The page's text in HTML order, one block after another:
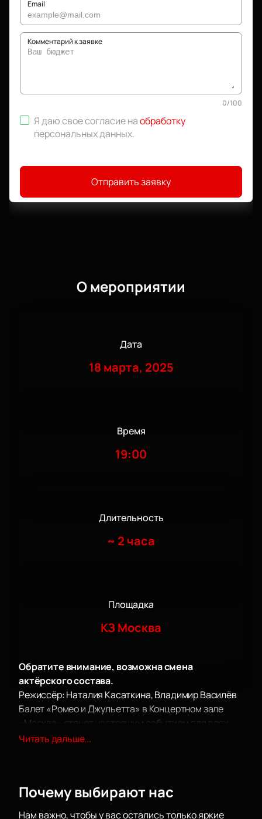
Email
Комментарий к заявке
0/100
Я даю свое согласие наобработку
персональных данных.
Отправить заявку
О мероприятии
Дата
18 марта, 2025
Время
19:00
Длительность
~ 2 часа
Площадка
КЗ Москва
Обратите внимание, возможна смена
актёрского состава.
Режиссёр: Наталия Касаткина, Владимир Василёв
Балет «Ромео и Джульетта» в Концертном зале
«Москва» станет настоящим событием для всех
ценителей искусства. Постановка Наталии
основанная на музыке Сергея Прокофьева, — это
Читать дальше...
Почему выбирают нас
Нам важно, чтобы у вас остались только яркие